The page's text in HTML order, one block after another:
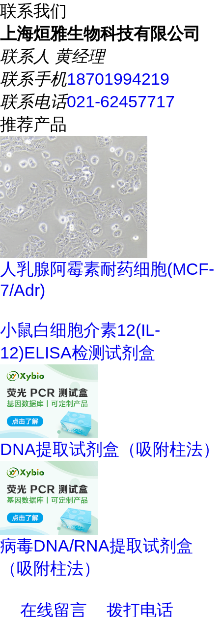
联系我们
上海烜雅生物科技有限公司
联系人 黄经理
联系手机18701994219
联系电话021-62457717
推荐产品
人乳腺阿霉素耐药细胞(MCF-
7/Adr)
小鼠白细胞介素12(IL-
12)ELISA检测试剂盒
DNA提取试剂盒（吸附柱法）
病毒DNA/RNA提取试剂盒
（吸附柱法）
在线留言 拨打电话